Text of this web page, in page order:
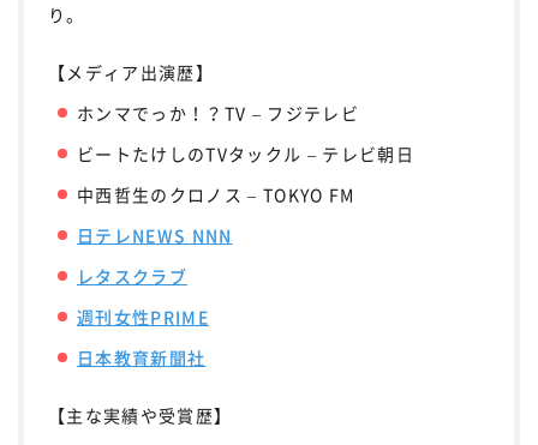
り。
【メディア出演歴】
ホンマでっか！？TV – フジテレビ
ビートたけしのTVタックル – テレビ朝日
中西哲生のクロノス – TOKYO FM
日テレNEWS NNN
レタスクラブ
週刊女性PRIME
日本教育新聞社
【主な実績や受賞歴】